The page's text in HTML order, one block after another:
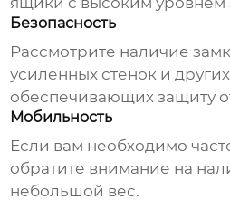
Безопасность
Рассмотрите наличие
усиленных стенок и
обеспечивающих защиту
Мобильность
Если вам необходимо
обратите внимание на
небольшой вес.